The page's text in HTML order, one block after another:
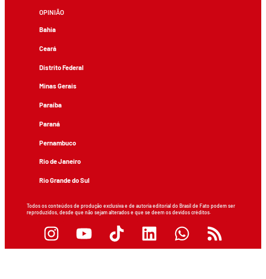
OPINIÃO
Bahia
Ceará
Distrito Federal
Minas Gerais
Paraíba
Paraná
Pernambuco
Rio de Janeiro
Rio Grande do Sul
Todos os conteúdos de produção exclusiva e de autoria editorial do Brasil de Fato podem ser
reproduzidos, desde que não sejam alterados e que se deem os devidos créditos.